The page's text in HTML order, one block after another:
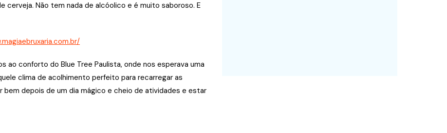
cerveja. Não tem nada de alcóolico e é muito saboroso. E
ao conforto do Blue Tree Paulista, onde nos esperava uma
clima de acolhimento perfeito para recarregar as
bem depois de um dia mágico e cheio de atividades e estar